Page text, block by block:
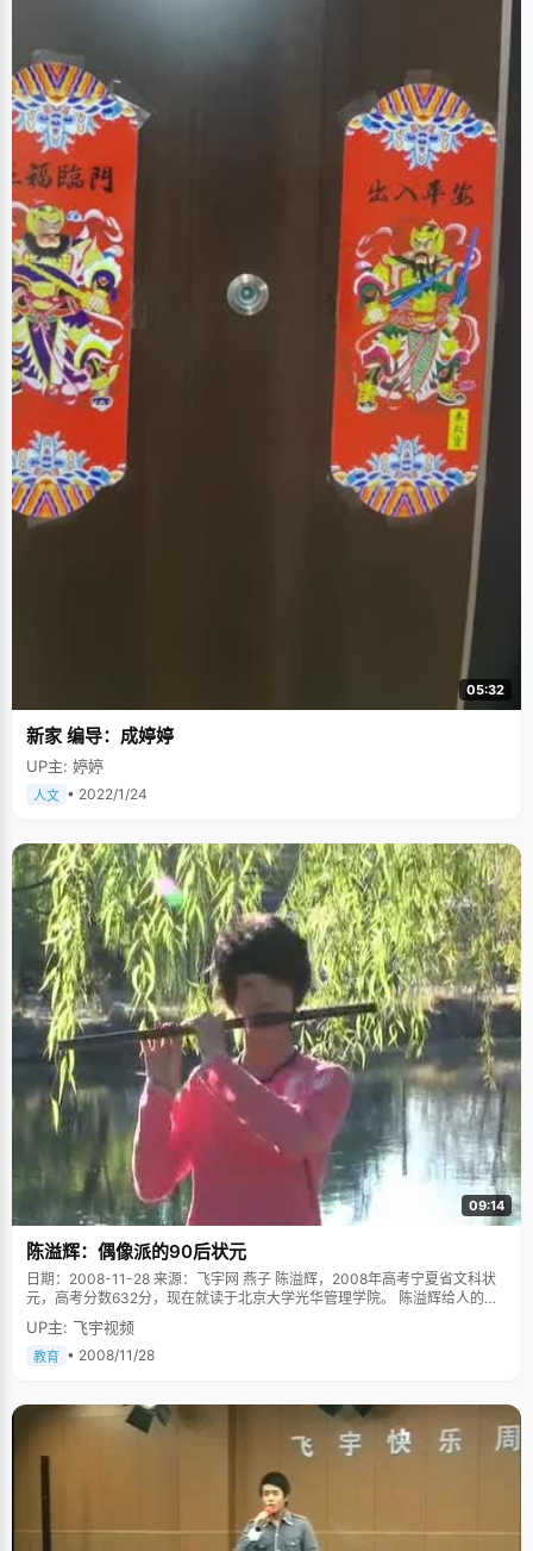
05:32
新家 编导：成婷婷
UP主: 婷婷
人文 • 2022/1/24
09:14
陈溢辉：偶像派的90后状元
日期：2008-11-28 来源：飞宇网 燕子 陈溢辉，2008年高考宁夏省文科状
元，高考分数632分，现在就读于北京大学光华管理学院。 陈溢辉给人的感
觉非常的90后，件宽大的紫色厚毛衣，白色休闲裤，烫了时尚的发型，斜留
海，脖子上黑色的大珠子项链，俊俏的长相，加上浑身散发着的艺术气质，
怎么看怎么像偶像剧的男主角。"开口大笑的时候像刘翔，微笑时嘴角上扬的
很调皮，每天跟着镇上的小孩子们到处玩，捅马蜂窝，水漫蚂蚁洞，上树摘
果，下河抓鱼类的事情干了很多，但是小错不断，大错不犯，爸爸妈妈认为
这就是小孩子的天性嘛，倒也没有多加干涉。 陈溢辉的爸爸妈妈都是高中老
师，他们对陈溢辉的教育就是"学什么先学做人"，对于学习，他们不多强
求，上学以前也没有任何的早期教育，但是对于生活习惯、品行的培养要求
很严格。"小时候，我跟一个小孩起冲突，用从其他小孩子口里听来的脏话骂
了人，恰好被爸爸听到了，就被逮回家狠揍了一顿，记忆特别深刻，"陈溢辉
说，"爸爸妈妈很注重人品，他们总对我说，不管你能力如何，一定要有好的
UP主: 飞宇视频
教育 • 2008/11/28